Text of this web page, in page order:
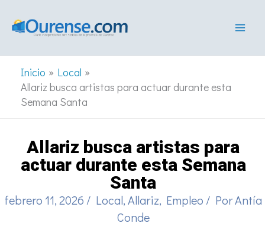
Inicio
Local
Allariz busca artistas para actuar durante esta
Semana Santa
Allariz busca artistas para
actuar durante esta Semana
Santa
febrero 11, 2026 / Local,Allariz, Empleo / PorAntía
Conde